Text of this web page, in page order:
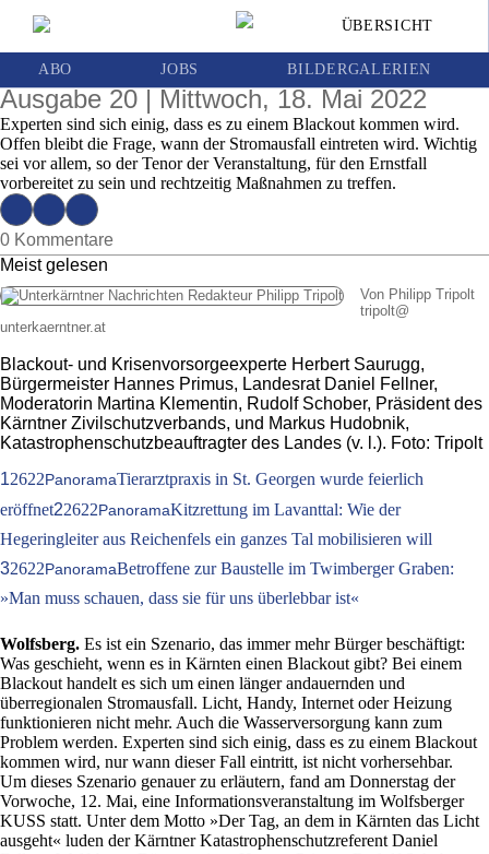
ÜBERSICHT
ABO JOBS BILDERGALERIEN
Wenn in Kärnten das Licht ausgeht: Experten
Blackout-Ernstfall
Ausgabe 20 | Mittwoch, 18. Mai 2022
Experten sind sich einig, dass es zu einem Blackout kommen wird.
Offen bleibt die Frage, wann der Stromausfall eintreten wird. Wichtig
sei vor allem, so der Tenor der Veranstaltung, für den Ernstfall
vorbereitet zu sein und rechtzeitig Maßnahmen zu treffen.
0 Kommentare
Meist gelesen
Von Philipp Tripolt
tripolt@
unterkaerntner.at
Blackout- und Krisenvorsorgeexperte Herbert Saurugg,
Bürgermeister Hannes Primus, Landesrat Daniel Fellner,
Moderatorin Martina Klementin, Rudolf Schober, Präsident des
Kärntner Zivilschutzverbands, und Markus Hudobnik,
Katastrophenschutzbeauftragter des Landes (v. l.). Foto: Tripolt
12622PanoramaTierarztpraxis in St. Georgen wurde feierlich
eröffnet22622PanoramaKitzrettung im Lavanttal: Wie der
Hegeringleiter aus Reichenfels ein ganzes Tal mobilisieren will
32622PanoramaBetroffene zur Baustelle im Twimberger Graben:
»Man muss schauen, dass sie für uns überlebbar ist«
Wolfsberg. Es ist ein Szenario, das immer mehr Bürger beschäftigt:
Was geschieht, wenn es in Kärnten einen Blackout gibt? Bei einem
Blackout handelt es sich um einen länger andauernden und
überregionalen Stromausfall. Licht, Handy, Internet oder Heizung
funktionieren nicht mehr. Auch die Wasserversorgung kann zum
Problem werden. Experten sind sich einig, dass es zu einem Blackout
kommen wird, nur wann dieser Fall eintritt, ist nicht vorhersehbar.
Um dieses Szenario genauer zu erläutern, fand am Donnerstag der
Vorwoche, 12. Mai, eine Informationsveranstaltung im Wolfsberger
KUSS statt. Unter dem Motto »Der Tag, an dem in Kärnten das Licht
ausgeht« luden der Kärntner Katastrophenschutzreferent Daniel